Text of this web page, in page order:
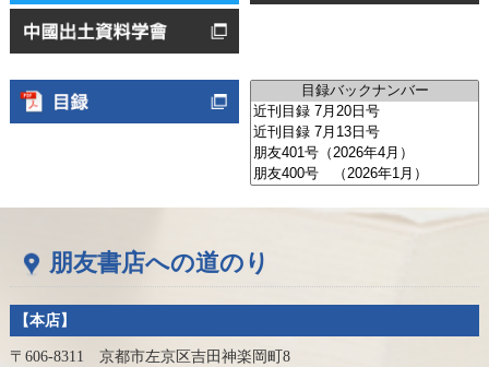
朋友書店への道のり
【本店】
〒606-8311 京都市左京区吉田神楽岡町8